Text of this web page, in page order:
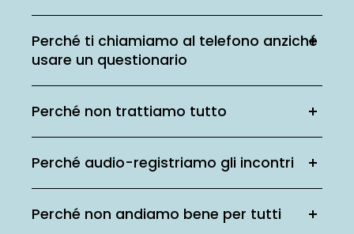
Perché ti chiamiamo al telefono anziché
usare un questionario
Perché non trattiamo tutto
Perché audio-registriamo gli incontri
Perché non andiamo bene per tutti